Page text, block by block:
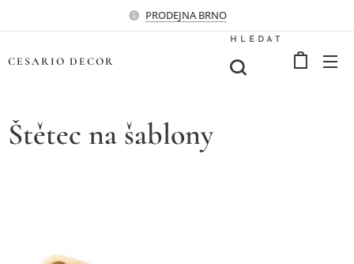
PRODEJNA BRNO
CESARIO DECOR
HLEDAT
Štětec na šablony